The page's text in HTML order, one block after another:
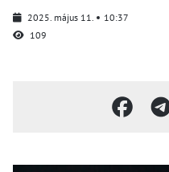
2025. május 11.
10:37
109